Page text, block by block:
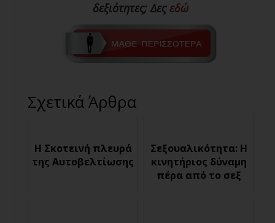
δεξιότητες; Δες εδώ
Σχετικά Άρθρα
Η Σκοτεινή πλευρά
της Αυτοβελτίωσης
Σεξουαλικότητα: Η
κινητήριος δύναμη
πέρα από το σεξ